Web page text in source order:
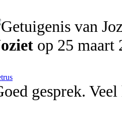
op 25 maart
gesprek.